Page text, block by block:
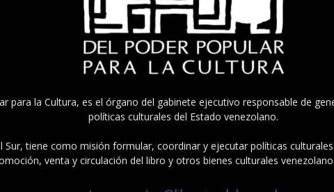
para la Cultura, es el órgano del gabinete ejecutivo responsable de
políticas culturales del Estado venezolano.
Sur, tiene como misión formular, coordinar y ejecutar políticas
venta y circulación del libro y otros bienes culturales